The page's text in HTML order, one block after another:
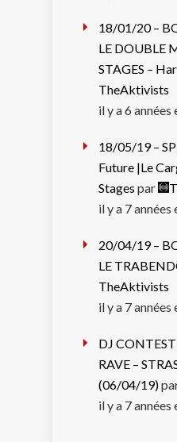
18/01/20 –
LE DOUBLE
STAGES –
TheAktivists
il y a 6 années
18/05/19 –
Future |Le
Stages par
il y a 7 années
20/04/19 –
LE
TheAktivists
il y a 7 années
DJ
RAVE –
(06/04/19)
il y a 7 années